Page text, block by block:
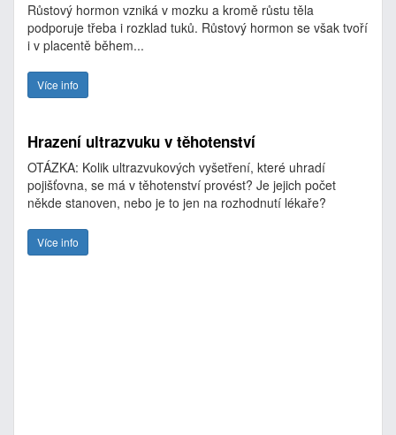
Růstový hormon vzniká v mozku a kromě růstu těla
podporuje třeba i rozklad tuků. Růstový hormon se však tvoří
i v placentě během...
Více info
Hrazení ultrazvuku v těhotenství
OTÁZKA: Kolik ultrazvukových vyšetření, které uhradí
pojišťovna, se má v těhotenství provést? Je jejich počet
někde stanoven, nebo je to jen na rozhodnutí lékaře?
Více info